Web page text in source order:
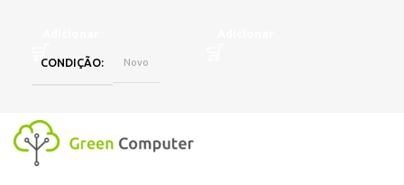
CONDIÇÃO Novo